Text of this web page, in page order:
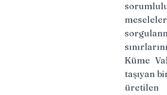
Küme
taşıyan
üretilen